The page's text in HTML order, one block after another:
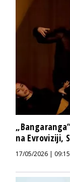
na Evroviziji,
17/05/2026 | 09:15